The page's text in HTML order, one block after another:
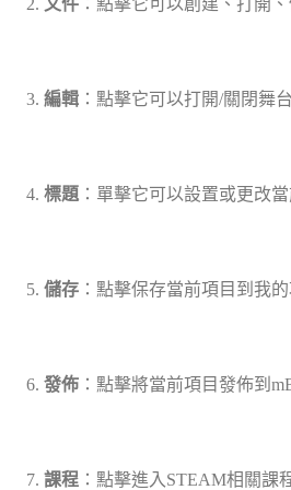
編輯 ：點擊它可以打開/關閉舞
標題 ：單擊它可以設置或更改
儲存 ：點擊保存當前項目到我的
發佈 ：點擊將當前項目發佈到
課程 ：點擊進入STEAM相關課